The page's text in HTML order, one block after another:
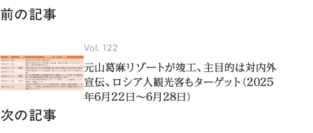
前の記事
Vol. 122
元山葛麻リゾートが竣工、主目的は対内外
宣伝、ロシア人観光客もターゲット（2025
年6月22日～6月28日）
次の記事